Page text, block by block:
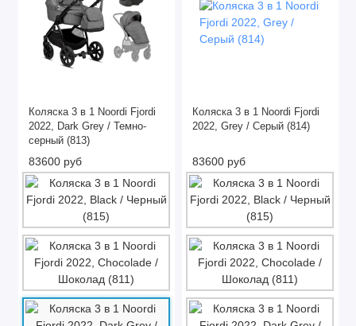
Коляска 3 в 1 Noordi Fjordi
2022, Dark Grey / Темно-
серный (813)
83600 руб
Коляска 3 в 1 Noordi Fjordi
2022, Grey / Серый (814)
83600 руб